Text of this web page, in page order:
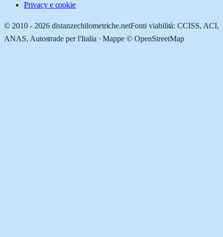
Privacy e cookie
© 2010 - 2026 distanzechilometriche.netFonti viabilità: CCISS, ACI,
ANAS, Autostrade per l'Italia · Mappe © OpenStreetMap